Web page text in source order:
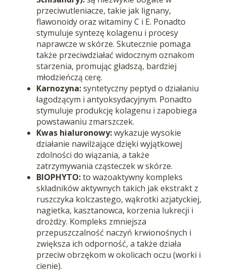
przeciwutleniacze, takie jak lignany,
flawonoidy oraz witaminy C i E. Ponadto
stymuluje syntezę kolagenu i procesy
naprawcze w skórze. Skutecznie pomaga
także przeciwdziałać widocznym oznakom
starzenia, promując gładszą, bardziej
młodzieńczą cerę.
Karnozyna:syntetyczny peptyd o działaniu
łagodzącym i antyoksydacyjnym. Ponadto
stymuluje produkcję kolagenu i zapobiega
powstawaniu zmarszczek.
Kwas hialuronowy:wykazuje wysokie
działanie nawilżające dzięki wyjątkowej
zdolności do wiązania, a także
zatrzymywania cząsteczek w skórze.
BIOPHYTO:to wazoaktywny kompleks
składników aktywnych takich jakekstrakt z
ruszczyka kolczastego, wąkrotki azjatyckiej,
nagietka, kasztanowca, korzenia lukrecji i
drożdży. Kompleks zmniejsza
przepuszczalność naczyń krwionośnych i
zwiększa ich odporność, a także działa
przeciw obrzękom w okolicach oczu (worki i
cienie).